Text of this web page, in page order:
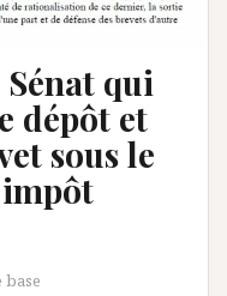
Sénat qui
dépôt et
sous le
base